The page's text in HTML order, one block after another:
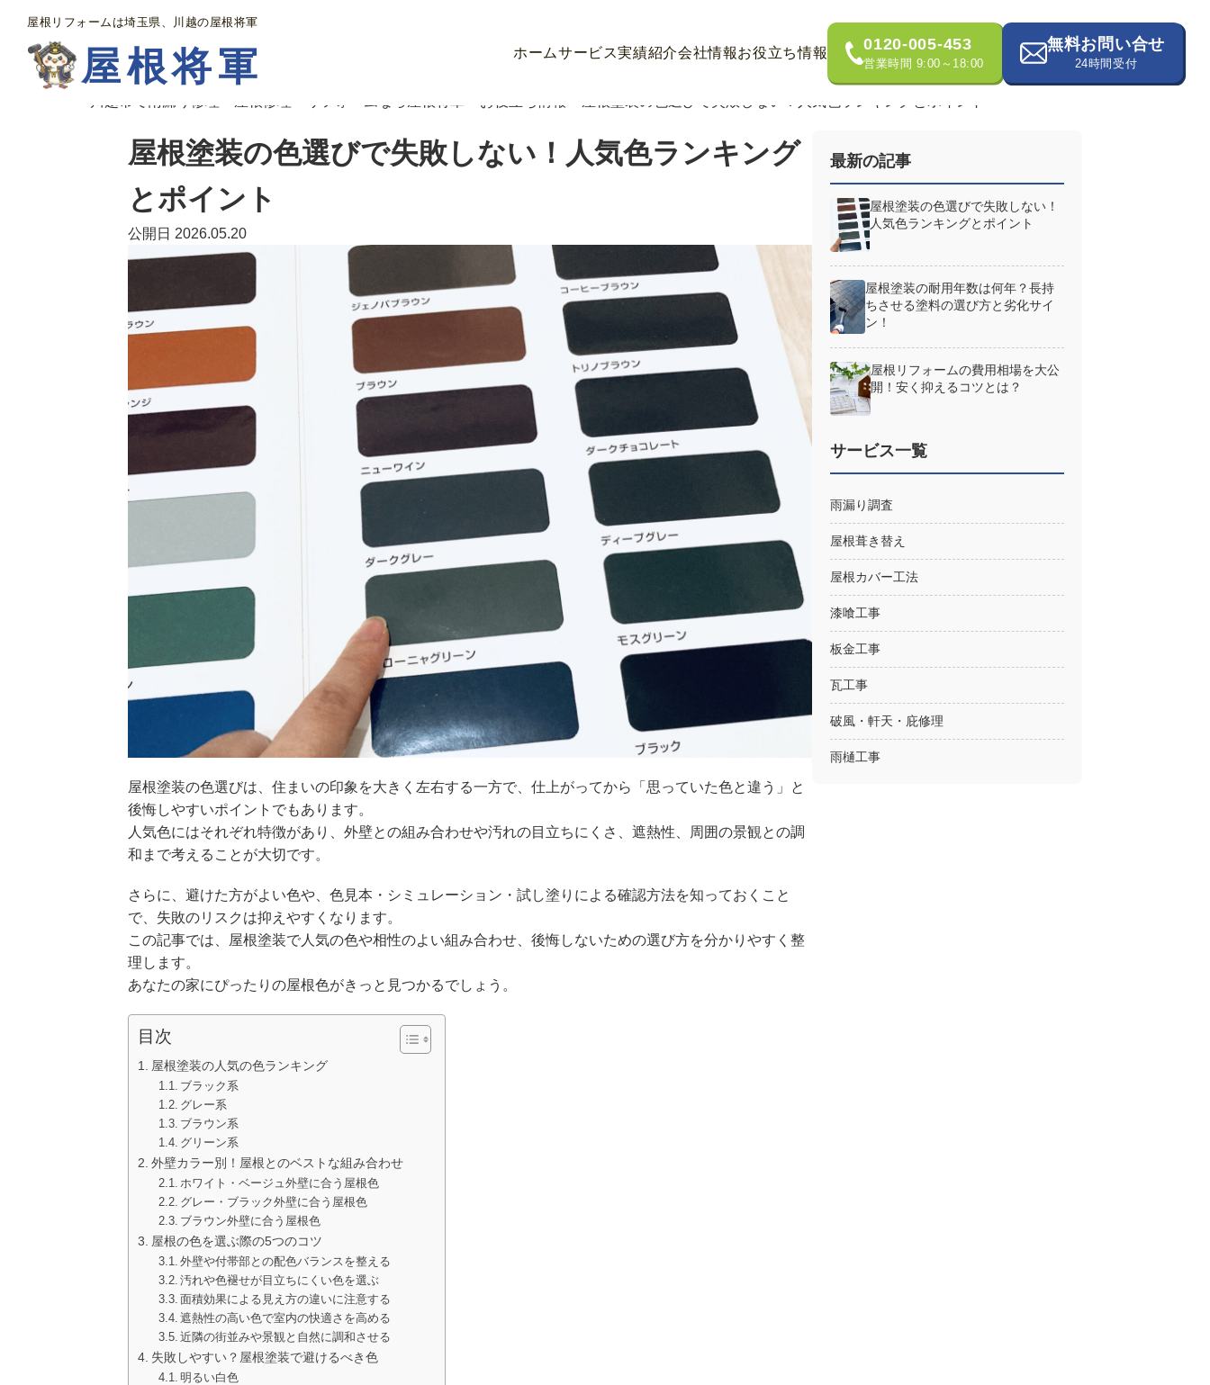
屋根リフォームは埼玉県、川越の屋根将軍
屋根将軍 ホームサービス実績紹介会社情報お役立ち情報 0120-005-453
営業時間 9:00～18:00
無料お問い合せ
24時間受付
屋根塗装の色選びで失敗しない！人気色ランキング
とポイント
公開日 2026.05.20
屋根塗装の色選びは、住まいの印象を大きく左右する一方で、仕上がってから「思っていた色と違う」と
後悔しやすいポイントでもあります。
人気色にはそれぞれ特徴があり、外壁との組み合わせや汚れの目立ちにくさ、遮熱性、周囲の景観との調
和まで考えることが大切です。
さらに、避けた方がよい色や、色見本・シミュレーション・試し塗りによる確認方法を知っておくこと
で、失敗のリスクは抑えやすくなります。
この記事では、屋根塗装で人気の色や相性のよい組み合わせ、後悔しないための選び方を分かりやすく整
理します。
あなたの家にぴったりの屋根色がきっと見つかるでしょう。
目次
屋根塗装の人気の色ランキング
ブラック系
グレー系
ブラウン系
グリーン系
外壁カラー別！屋根とのベストな組み合わせ
ホワイト・ベージュ外壁に合う屋根色
グレー・ブラック外壁に合う屋根色
ブラウン外壁に合う屋根色
屋根の色を選ぶ際の5つのコツ
外壁や付帯部との配色バランスを整える
汚れや色褪せが目立ちにくい色を選ぶ
面積効果による見え方の違いに注意する
遮熱性の高い色で室内の快適さを高める
近隣の街並みや景観と自然に調和させる
失敗しやすい？屋根塗装で避けるべき色
明るい白色
最新の記事
屋根塗装の色選びで失敗しない！
人気色ランキングとポイント
屋根塗装の耐用年数は何年？長持
ちさせる塗料の選び方と劣化サイ
ン！
屋根リフォームの費用相場を大公
開！安く抑えるコツとは？
サービス一覧
雨漏り調査
屋根葺き替え
屋根カバー工法
漆喰工事
板金工事
瓦工事
破風・軒天・庇修理
雨樋工事